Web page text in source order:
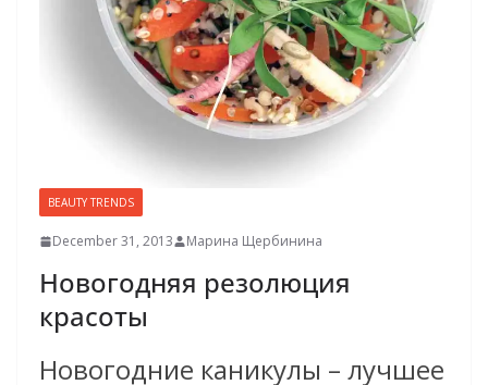
BEAUTY TRENDS
December 31, 2013 Марина Щербинина
Новогодняя резолюция
красоты
Новогодние каникулы – лучшее